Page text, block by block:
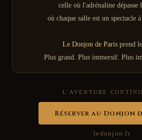
celle où l'adrénaline dépasse
où chaque salle est un spectacle
Le Donjon de Paris prend
Plus grand. Plus immersif. Plus
L'AVENTURE
Réserver au Donjon
ledonjon.fr